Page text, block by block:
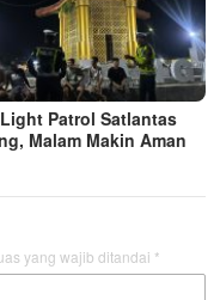
Patrol Satlantas
Malam Makin Aman
yang wajib ditandai *